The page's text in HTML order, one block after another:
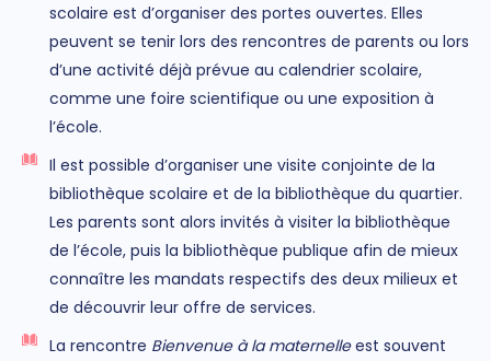
scolaire est d’organiser des portes ouvertes. Elles
peuvent se tenir lors des rencontres de parents ou lors
d’une activité déjà prévue au calendrier scolaire,
comme une foire scientifique ou une exposition à
l’école.
Il est possible d’organiser une visite conjointe de la
bibliothèque scolaire et de la bibliothèque du quartier.
Les parents sont alors invités à visiter la bibliothèque
de l’école, puis la bibliothèque publique afin de mieux
connaître les mandats respectifs des deux milieux et
de découvrir leur offre de services.
La rencontre Bienvenue à la maternelleest souvent